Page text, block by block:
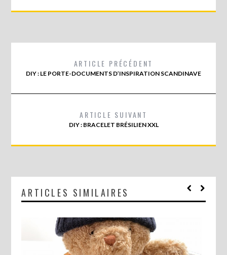
ARTICLE PRÉCÉDENT
DIY : LE PORTE-DOCUMENTS D’INSPIRATION SCANDINAVE
ARTICLE SUIVANT
DIY : BRACELET BRÉSILIEN XXL
ARTICLES SIMILAIRES